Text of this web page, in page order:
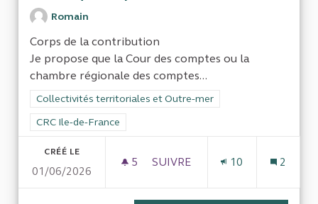
Romain
Corps de la contribution
Je propose que la Cour des comptes ou la
chambre régionale des comptes...
Filtrer les résultats de la catégorie : Collectivités territoriales
Collectivités territoriales et Outre-mer
Filtrer les résultats pour le secteur : CRC Ile-de-France
CRC Ile-de-France
CRÉÉ LE
01/06/2026
5 5 ABONNÉS
SUIVRE
10 2